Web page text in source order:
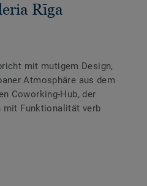
Rīga
mit mutigem Design,
Atmosphäre aus dem
Coworking-Hub, der
Funktionalität verb